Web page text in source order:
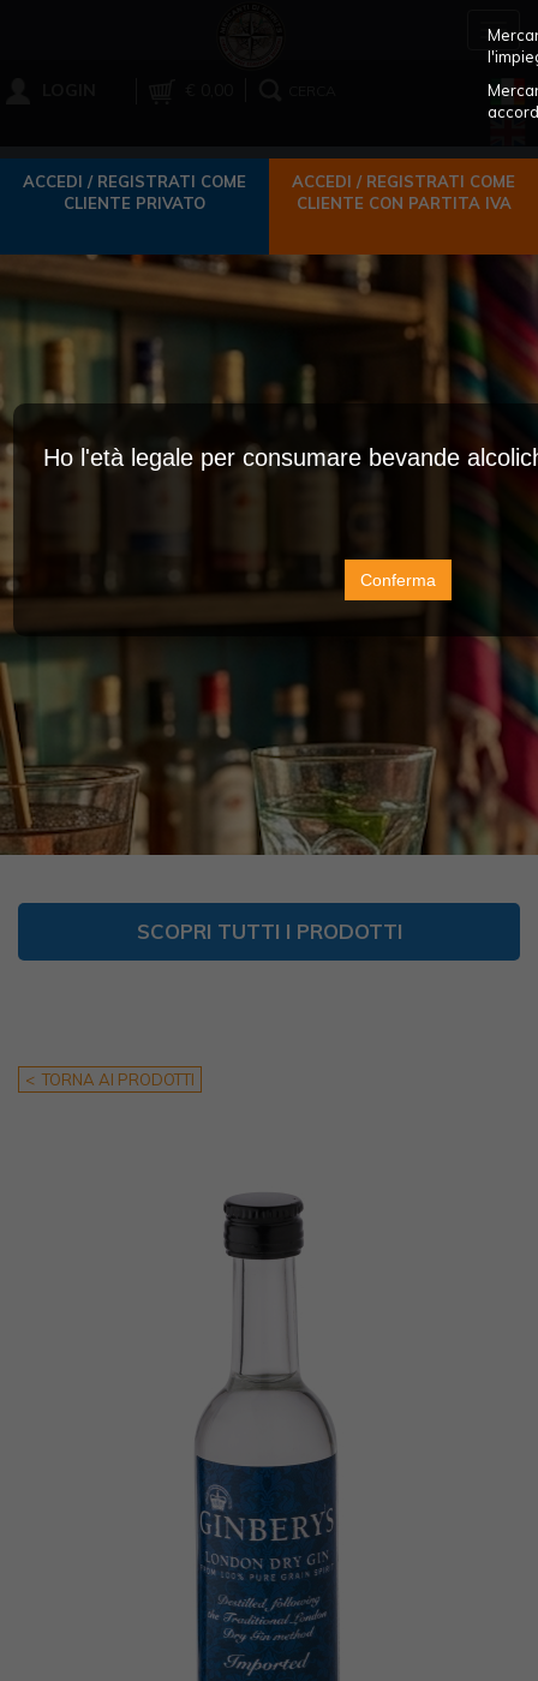
ACCEDI / REGISTRATI COME
CLIENTE PRIVATO
ACCEDI / REGISTRATI COME
CLIENTE CON PARTITA IVA
SCOPRI TUTTI I PRODOTTI
< TORNA AI PRODOTTI
Ho l'età legale per consumare bevande
Conferma